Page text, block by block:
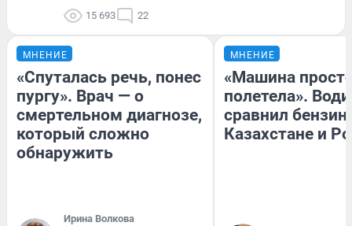
15 693 22
МНЕНИЕ
«Спуталась речь, понес
пургу». Врач — о
смертельном диагнозе,
который сложно
обнаружить
Ирина Волкова
МНЕНИЕ
«Машина
полетела».
сравнил бензин
Казахстане и